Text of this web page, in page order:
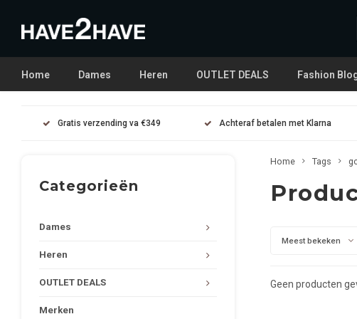
Home Dames Heren OUTLET DEALS Fashion
Gratis verzending va €349 Achteraf betalen met Klarna
Categorieën
Dames
Heren
OUTLET DEALS
Merken
Home Tags
Meest bekeken
Geen producten